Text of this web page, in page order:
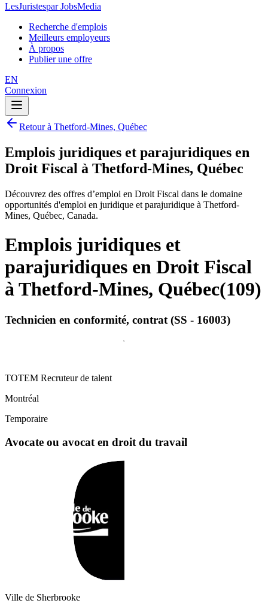
LesJuristespar JobsMedia
Recherche d'emplois
Meilleurs employeurs
À propos
Publier une offre
EN
Connexion
Retour à Thetford-Mines, Québec
Emplois juridiques et parajuridiques en
Droit Fiscal à Thetford-Mines, Québec
Découvrez des offres d’emploi en Droit Fiscal dans le domaine
opportunités d'emploi en juridique et parajuridique à Thetford-
Mines, Québec, Canada.
Emplois juridiques et
parajuridiques en Droit Fiscal
à Thetford-Mines, Québec(109)
Technicien en conformité, contrat (SS - 16003)
TOTEM Recruteur de talent
Montréal
Temporaire
Avocate ou avocat en droit du travail
Ville de Sherbrooke